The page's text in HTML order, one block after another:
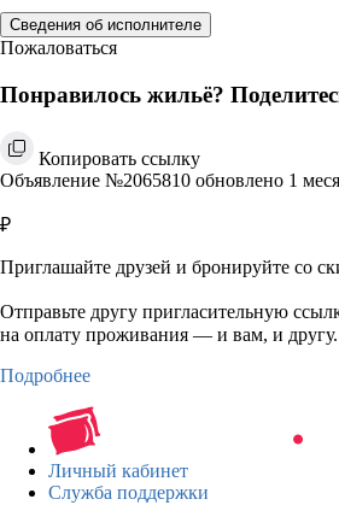
Сведения об исполнителе
Пожаловаться
Понравилось жильё?
Копировать ссылку
Объявление №2065810 обновлено 1
₽
Приглашайте друзей и бронируйте со
Отправьте другу пригласительную
на оплату проживания — и вам, и другу.
Подробнее
Личный кабинет
Служба поддержки